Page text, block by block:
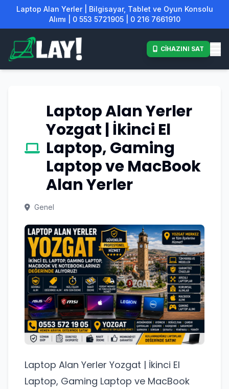
Laptop Alan Yerler | Bilgisayar, Tablet ve Oyun Konsolu
Alımı | 0 553 5721905 | 0 216 7661910
CİHAZINI SAT
Laptop Alan Yerler
Yozgat | İkinci El
Laptop, Gaming
Laptop ve MacBook
Alan Yerler
Genel
Laptop Alan Yerler Yozgat | İkinci El
Laptop, Gaming Laptop ve MacBook